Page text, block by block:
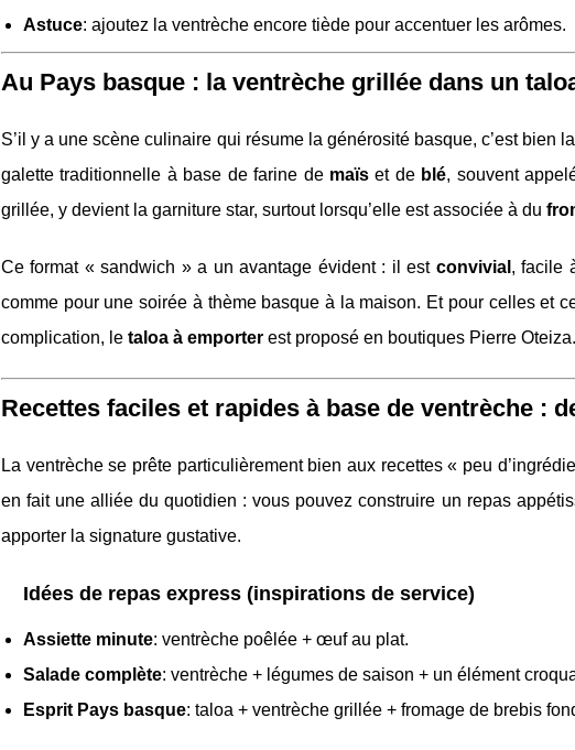
Astuce: ajoutez la ventrèche encore tiède pour accentuer les arômes.
Au Pays basque : la ventrèche grillée dans un
S’il y a une scène culinaire qui résume la générosité basque, c’est bien
galette traditionnelle à base de farine de maïset de blé, souvent
grillée, y devient la garniture star, surtout lorsqu’elle est associée à du
Ce format « sandwich » a un avantage évident : il est convivial , facile
comme pour une soirée à thème basque à la maison. Et pour celles et
complication, le taloa à emporter est proposé en boutiques Pierre Oteiza.
Recettes faciles et rapides à base de ventrèche :
La ventrèche se prête particulièrement bien aux recettes « peu
en fait une alliée du quotidien : vous pouvez construire un repas
apporter la signature gustative.
Idées de repas express (inspirations de service)
Assiette minute: ventrèche poêlée + œuf au plat.
Salade complète: ventrèche + légumes de saison + un élément
Esprit Pays basque: taloa + ventrèche grillée + fromage de brebis